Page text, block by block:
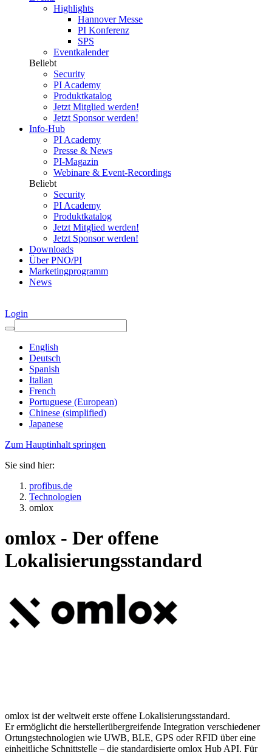
Highlights
Hannover Messe
PI Konferenz
SPS
Eventkalender
Beliebt
Security
PI Academy
Produktkatalog
Jetzt Mitglied werden!
Jetzt Sponsor werden!
Info-Hub
PI Academy
Presse & News
PI-Magazin
Webinare & Event-Recordings
Beliebt
Security
PI Academy
Produktkatalog
Jetzt Mitglied werden!
Jetzt Sponsor werden!
Downloads
Über PNO/PI
Marketingprogramm
News
Login
English
Deutsch
Spanish
Italian
French
Portuguese (European)
Chinese (simplified)
Japanese
Zum Hauptinhalt springen
Sie sind hier:
profibus.de
Technologien
omlox
omlox - Der offene
Lokalisierungsstandard
omlox ist der weltweit erste offene Lokalisierungsstandard.
Er ermöglicht die herstellerübergreifende Integration verschiedener
Ortungstechnologien wie UWB, BLE, GPS oder RFID über eine
einheitliche Schnittstelle – die standardisierte omlox Hub API. Für